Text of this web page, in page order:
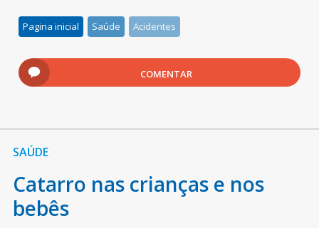
Pagina inicial Saúde Acidentes
COMENTAR
SAÚDE
Catarro nas crianças e nos
bebês